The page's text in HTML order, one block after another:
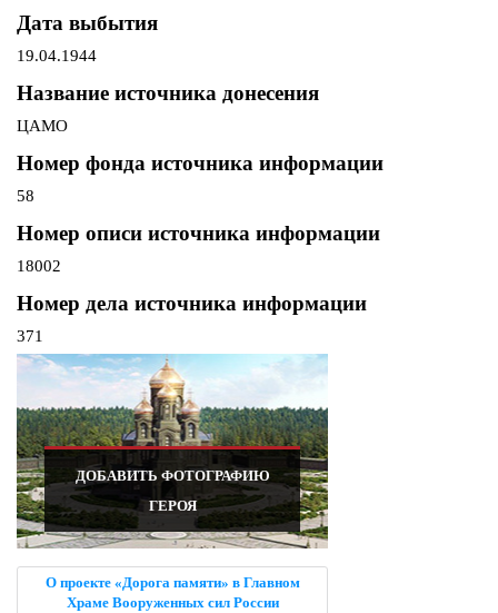
Дата выбытия
19.04.1944
Название источника донесения
ЦАМО
Номер фонда источника информации
58
Номер описи источника информации
18002
Номер дела источника информации
371
ДОБАВИТЬ ФОТОГРАФИЮ
ГЕРОЯ
О проекте «Дорога памяти» в Главном
Храме Вооруженных сил России